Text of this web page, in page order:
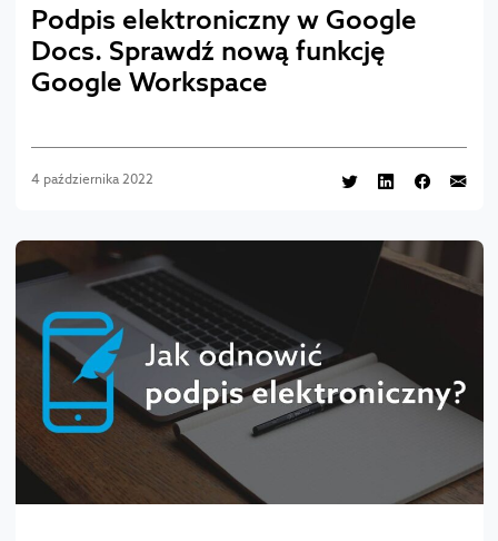
Podpis elektroniczny w Google
Docs. Sprawdź nową funkcję
Google Workspace
4 października 2022